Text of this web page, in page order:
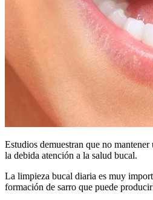
Estudios demuestran que no
la debida atención a la salud bucal.
La limpieza bucal diaria es muy
formación de sarro que puede